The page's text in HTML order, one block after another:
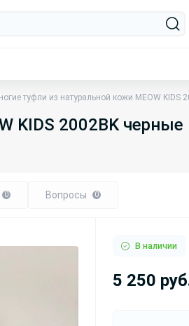
туфли из натуральной кожи MEOW KIDS
KIDS 2002BK черные
0 Вопросы 0
В наличии
5 250